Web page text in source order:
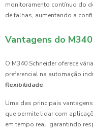
monitoramento contínuo do
de falhas, aumentando a
Vantagens do
O M340 Schneider oferece
preferencial na automação
flexibilidade.
Uma das principais
que permite lidar com
em tempo real, garantindo